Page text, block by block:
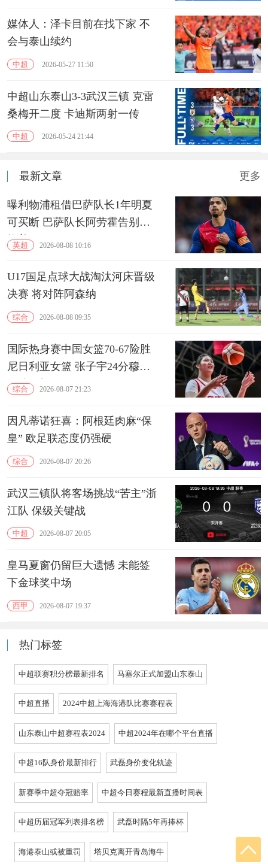
媒体人：泽卡目前在找下家 不
会与泰山续约
中超 2026-05-27 11:50
中超山东泰山3-3武汉三镇 克雷
桑梅开二度 卡迪斯两射一传
中超 2026-05-24 21:44
最新文章 更多
曝利物浦租借巴萨队长1年明夏
可买断 巴萨队长阿劳霍告别诺
坎普
英超 2026-08-08 10:16
U17国足点球大战淘汰河床晋级
决赛 将对阵阿森纳
综合 2026-08-08 09:35
国际热身赛中国女篮70-67险胜
尼日利亚女篮 张子宇24分穆萨
15分10板
综合 2026-08-07 21:23
因凡蒂诺狂喜：阿根廷肉麻“保
皇” 欧足联态度仍强硬
综合 2026-08-07 20:26
武汉三镇队将客场挑战“苦主”浙
江队 保级关键战
中超 2026-08-07 20:05
皇马夏窗仍留巨大遗憾 未能签
下金球奖中场
西甲 2026-08-07 19:37
热门标签
中超联赛积分榜最新排名 马塞尔正式加盟山东泰山
中超直播 2024中超上海海港队比赛赛程表
山东泰山中超赛程表2024 中超2024年在哪个平台直播
中超16队身价最新排行 武磊身价变化轨迹
新赛季中超夺冠赔率 中超今日赛程最新直播时间表
中超历届冠军列表排名榜 武磊时隔5年再捧杯
海港泰山或被重罚 塔贝克离开青岛海牛